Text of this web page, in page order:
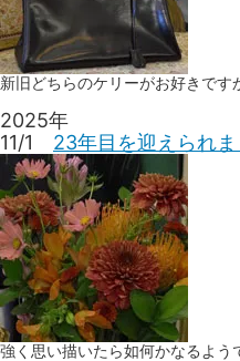
新旧どちらのケリーがお好きです
2025年
11/1 23年目を迎えられま
強く思い描いたら如何かなるよう